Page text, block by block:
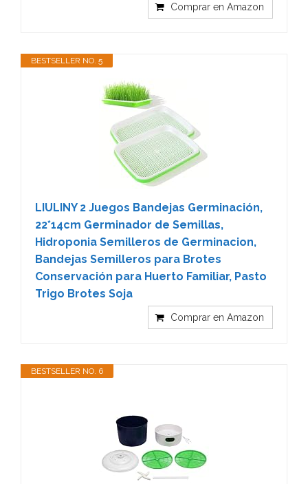
Comprar en Amazon
BESTSELLER NO. 5
LIULINY 2 Juegos Bandejas Germinación,
22*14cm Germinador de Semillas,
Hidroponia Semilleros de Germinacion,
Bandejas Semilleros para Brotes
Conservación para Huerto Familiar, Pasto
Trigo Brotes Soja
Comprar en Amazon
BESTSELLER NO. 6